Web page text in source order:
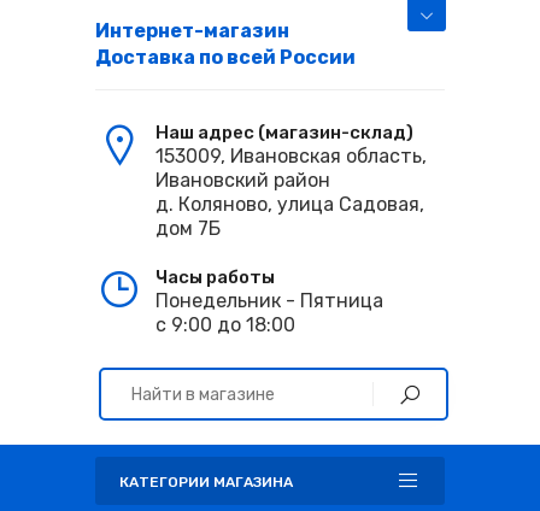
Интернет-магазин
Доставка по всей России
Наш адрес (магазин-склад)
153009, Ивановская область,
Ивановский район
д. Коляново, улица Садовая,
дом 7Б
Часы работы
Понедельник - Пятница
с 9:00 до 18:00
КАТЕГОРИИ МАГАЗИНА